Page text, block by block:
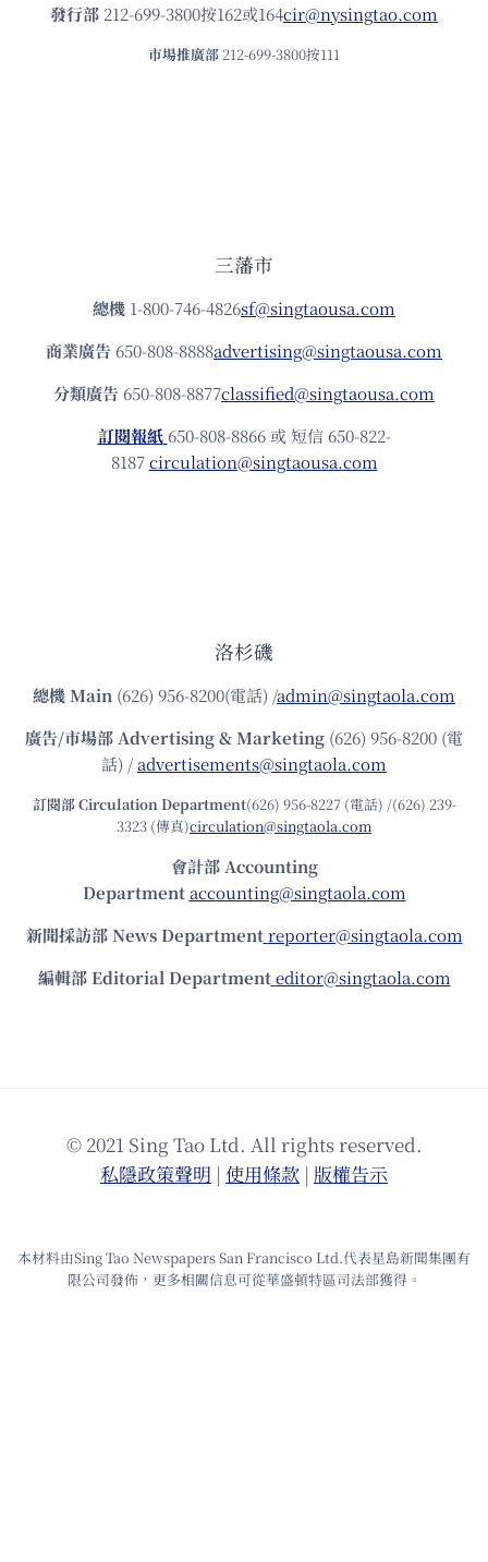
發⾏部 212-699-3800按162或164cir@nysingtao.com
市場推廣部 212-699-3800按111
三藩市
總機 1-800-746-4826sf@singtaousa.com
商業廣告 650-808-8888advertising@singtaousa.com
分類廣告 650-808-8877classified@singtaousa.com
訂閱報紙 650-808-8866 或 短信 650-822-
8187circulation@singtaousa.com
洛杉磯
總機Main (626) 956-8200(電話) /admin@singtaola.com
廣告/市場部Advertising & Marketing (626) 956-8200 (電
話) /advertisements@singtaola.com
訂閱部 Circulation Department(626) 956-8227 (電話) /(626) 239-
3323 (傳真)circulation@singtaola.com
會計部 Accounting
Department accounting@singtaola.com
新聞採訪部 News Department reporter@singtaola.com
編輯部 Editorial Department editor@singtaola.com
© 2021 Sing Tao Ltd. All rights reserved.
私隱政策聲明 | 使⽤條款 | 版權告⽰
本材料由Sing Tao Newspapers San Francisco Ltd.代表星島新聞集團有
限公司發佈，更多相關信息可從華盛頓特區司法部獲得。